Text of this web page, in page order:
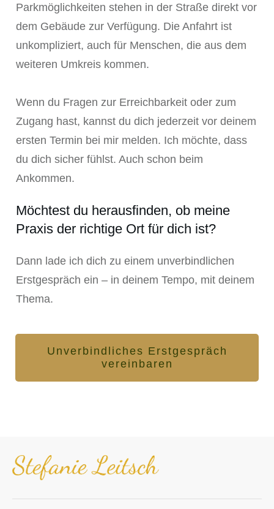
Parkmöglichkeiten stehen in der Straße direkt vor
dem Gebäude zur Verfügung. Die Anfahrt ist
unkompliziert, auch für Menschen, die aus dem
weiteren Umkreis kommen.
Wenn du Fragen zur Erreichbarkeit oder zum
Zugang hast, kannst du dich jederzeit vor deinem
ersten Termin bei mir melden. Ich möchte, dass
du dich sicher fühlst. Auch schon beim
Ankommen.
Möchtest du herausfinden, ob meine
Praxis der richtige Ort für dich ist?
Dann lade ich dich zu einem unverbindlichen
Erstgespräch ein – in deinem Tempo, mit deinem
Thema.
Unverbindliches Erstgespräch
vereinbaren